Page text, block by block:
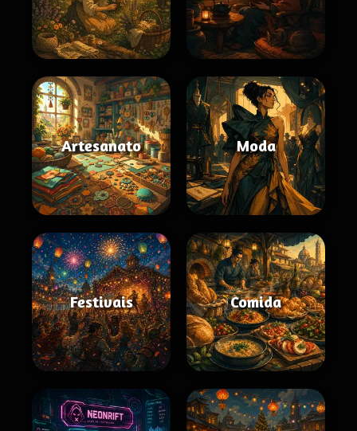
Artesanato Moda
Festivais Comida